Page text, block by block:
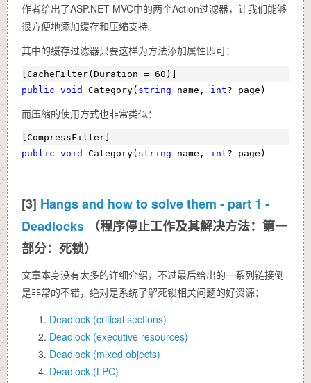
作者给出了ASP.NET MVC中的两个Action过滤器，让我们能够
很方便地添加缓存和压缩支持。
其中的缓存过滤器只要这样为方法添加属性即可：
[CacheFilter(Duration = 60)]
public void Category( string name, int? page)
而压缩的使用方式也非常类似：
[CompressFilter]
public void Category( string name, int? page)
[3] Hangs and how to solve them - part 1 -
Deadlocks （程序停止工作及其解决方法：第一
部分：死锁）
文章本身没有太多的详细介绍，不过最后给出的一系列链接倒
是非常的不错，绝对是系统了解死锁相关问题的好资源：
Deadlock (critical sections)
Deadlock (executive resources)
Deadlock (mixed objects)
Deadlock (LPC)